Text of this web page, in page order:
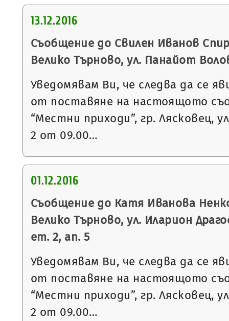
13.12.2016
Съобщение до Свилен Иванов
Велико Търново, ул. Панайот
Уведомявам Ви, че следва да се
от поставяне на настоящото
“Местни приходи”, гр. Лясковец,
2 от 09.00…
01.12.2016
Съобщение до Катя Иванова
Велико Търново, ул. Иларион
ет. 2, ап. 5
Уведомявам Ви, че следва да се
от поставяне на настоящото
“Местни приходи”, гр. Лясковец,
2 от 09.00…